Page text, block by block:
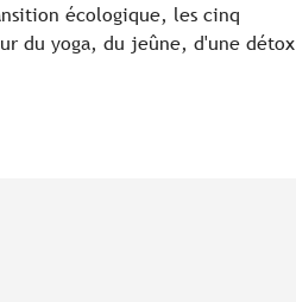
écologique, les cinq
du yoga, du jeûne, d'une détox